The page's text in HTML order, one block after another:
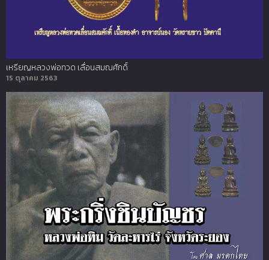
เหรียญหลวงพ่อทวด เลื่อนสมณศักดิ์
15 ตุลาคม 2563